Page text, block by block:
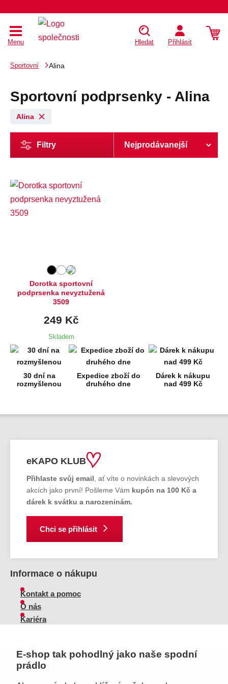
E-shop tak pohodlný jako naše spodní
prádlo
Menu Hledat Přihlásit
Sportovní Alina
Sportovní podprsenky - Alina
Alina
Filtry
Dorotka sportovní
podprsenka nevyztužená
3509
249 Kč
Skladem
30 dní na
rozmyšlenou
Expedice zboží do
druhého dne
Dárek k nákupu
nad 499 Kč
eKAPO KLUB
Přihlaste svůj email , ať víte o novinkách a slevových
akcích jako první! Pošleme Vám kupón na 100 Kč a
dárek k svátku a narozeninám.
Chci se přihlásit
Informace o nákupu
Kontakt a pomoc
O nás
Kariéra
Vrácení zboží, reklamace
Obchodní podmínky